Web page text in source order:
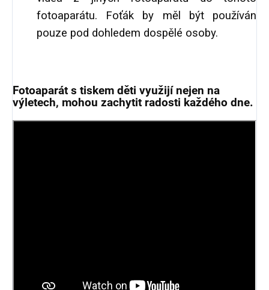
fotoaparátu. Foťák by měl být používán
pouze pod dohledem dospělé osoby.
Fotoaparát s tiskem děti využijí nejen na
výletech, mohou zachytit radosti každého dne.